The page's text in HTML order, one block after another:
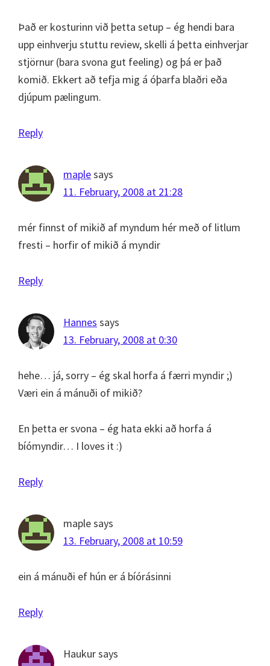
Það er kosturinn við þetta setup – ég hendi bara
upp einhverju stuttu review, skelli á þetta einhverjar
stjörnur (bara svona gut feeling) og þá er það
komið. Ekkert að tefja mig á óþarfa blaðri eða
djúpum pælingum.
Reply
maplesays
11. February, 2008 at 21:28
mér finnst of mikið af myndum hér með of litlum
fresti – horfir of mikið á myndir
Reply
Hannes says
13. February, 2008 at 0:30
hehe… já, sorry – ég skal horfa á færri myndir ;)
Væri ein á mánuði of mikið?
En þetta er svona – ég hata ekki að horfa á
bíómyndir… I loves it :)
Reply
maplesays
13. February, 2008 at 10:59
ein á mánuði ef hún er á bíórásinni
Reply
Haukursays